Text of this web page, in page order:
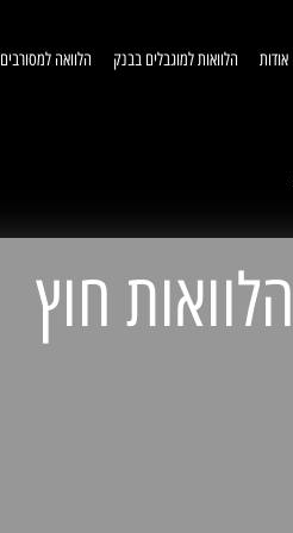
אודות הלוואות למוגבלים בבנק הלוואה למסורבים
ADAMSHARON הלוואות חוץ